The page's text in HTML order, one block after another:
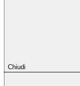
Chiudi